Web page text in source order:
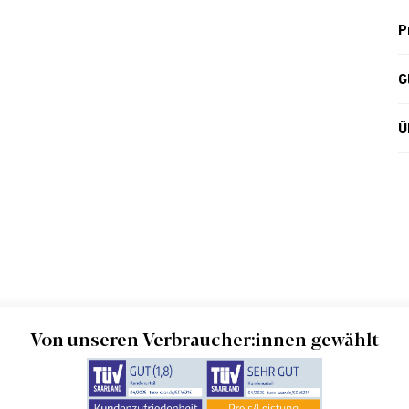
Von unseren Verbraucher:innen gewählt